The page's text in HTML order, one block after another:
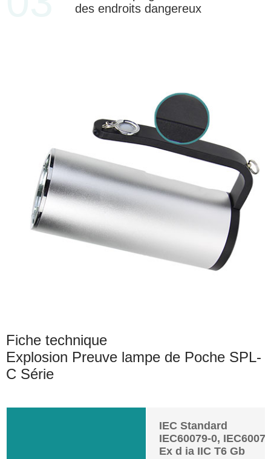
des endroits dangereux
Fiche technique
Explosion Preuve lampe de Poche SPL-
C Série
IEC Standard
IEC60079-0,
Ex d ia IIC T6 Gb